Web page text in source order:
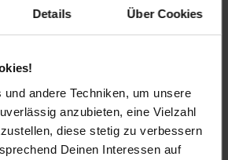
Details Über Cookies
andere Techniken, um unsere
anzubieten, eine Vielzahl
diese stetig zu verbessern
Deinen Interessen auf
130 l
LWA: 95 dB
mit Metallfelge